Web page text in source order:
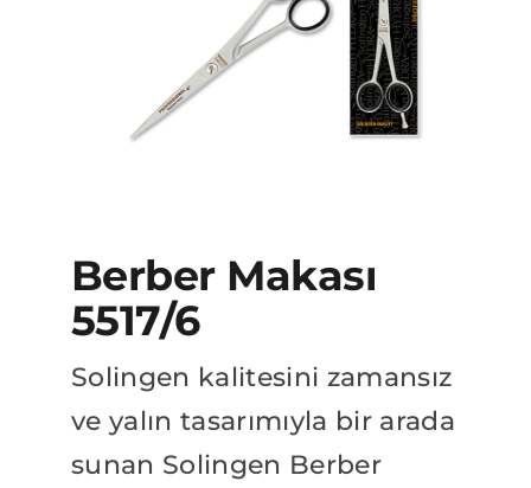
Berber Makası
5517/6
Solingen kalitesini zamansız
ve yalın tasarımıyla bir arada
sunan Solingen Berber